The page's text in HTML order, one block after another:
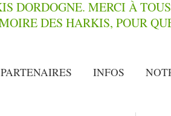
PARTENAIRES INFOS